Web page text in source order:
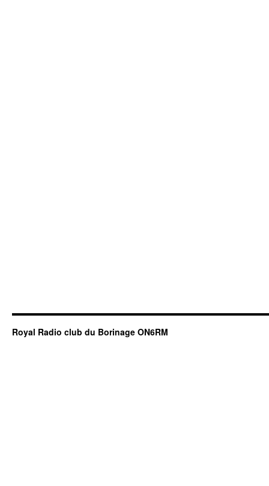
Royal Radio club du Borinage ON6RM